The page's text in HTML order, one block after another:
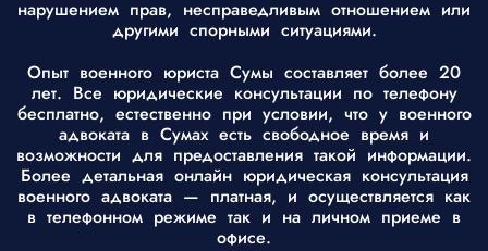
нарушением прав, несправедливым отношением или
другими спорными ситуациями.
Опыт военного юриста Сумы составляет более 20
лет. Все юридические консультации по телефону
бесплатно, естественно при условии, что у военного
адвоката в Сумах есть свободное время и
возможности для предоставления такой информации.
Более детальная онлайн юридическая консультация
военного адвоката — платная, и осуществляется как
в телефонном режиме так и на личном приеме в
офисе.